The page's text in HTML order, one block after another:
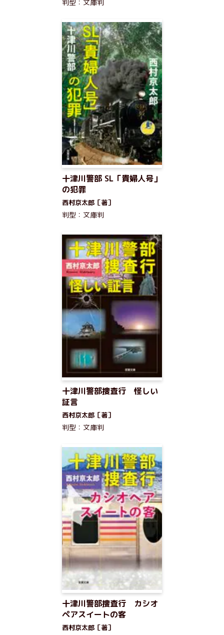
判型：文庫判
十津川警部 SL「貴婦人号」
の犯罪
西村京太郎［著］
判型：文庫判
十津川警部捜査行 怪しい
証言
西村京太郎［著］
判型：文庫判
十津川警部捜査行 カシオ
ペアスイートの客
西村京太郎［著］